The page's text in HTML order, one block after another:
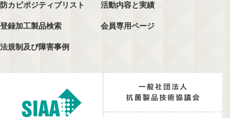
防カビポジティブリスト
登録加工製品検索
法規制及び障害事例
活動内容と実績
会員専用ページ